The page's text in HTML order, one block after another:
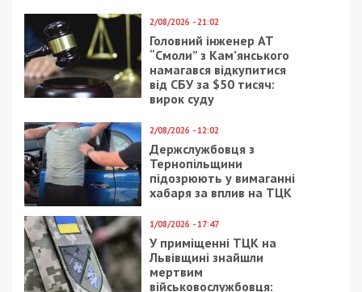
2/08/2026 - 21:02
Головний інженер АТ
“Смоли” з Кам’янського
намагався відкупитися
від СБУ за $50 тисяч:
вирок суду
2/08/2026 - 12:02
Держслужбовця з
Тернопільщини
підозрюють у вимаганні
хабаря за вплив на ТЦК
1/08/2026 - 17:47
У приміщенні ТЦК на
Львівщині знайшли
мертвим
військовослужбовця: